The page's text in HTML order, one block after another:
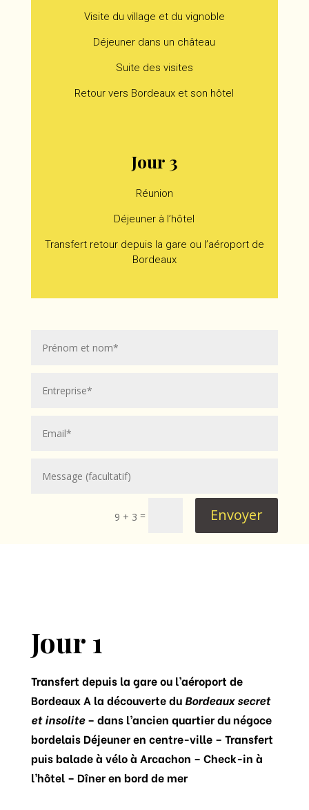
Visite du village et du vignoble
Déjeuner dans un château
Suite des visites
Retour vers Bordeaux et son hôtel
Jour 3
Réunion
Déjeuner à l’hôtel
Transfert retour depuis la gare ou l’aéroport de
Bordeaux
9 + 3 = Envoyer
Jour 1
Transfert depuis la gare ou l’aéroport de
Bordeaux A la découverte du Bordeaux secret
et insolite– dans l’ancien quartier du négoce
bordelais Déjeuner en centre-ville – Transfert
puis balade à vélo à Arcachon – Check-in à
l’hôtel – Dîner en bord de mer